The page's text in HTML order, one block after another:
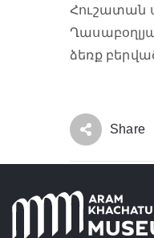
Հուշատան
ձեռք
Share